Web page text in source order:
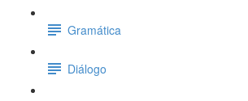
Gramática
Diálogo